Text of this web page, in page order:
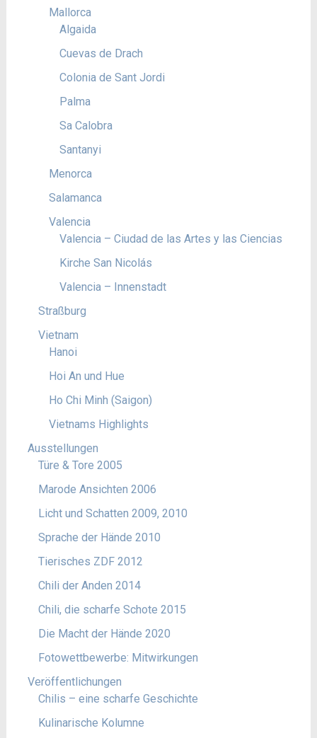
Mallorca
Algaida
Cuevas de Drach
Colonia de Sant Jordi
Palma
Sa Calobra
Santanyi
Menorca
Salamanca
Valencia
Valencia – Ciudad de las Artes y las Ciencias
Kirche San Nicolás
Valencia – Innenstadt
Straßburg
Vietnam
Hanoi
Hoi An und Hue
Ho Chi Minh (Saigon)
Vietnams Highlights
Ausstellungen
Türe & Tore 2005
Marode Ansichten 2006
Licht und Schatten 2009, 2010
Sprache der Hände 2010
Tierisches ZDF 2012
Chili der Anden 2014
Chili, die scharfe Schote 2015
Die Macht der Hände 2020
Fotowettbewerbe: Mitwirkungen
Veröffentlichungen
Chilis – eine scharfe Geschichte
Kulinarische Kolumne